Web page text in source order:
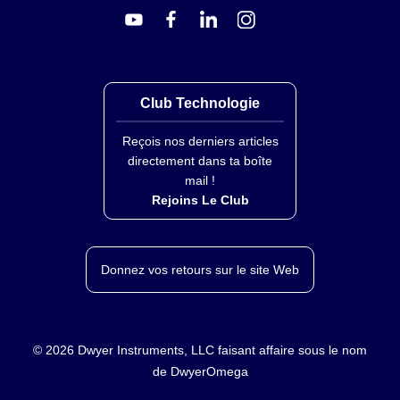
Club Technologie
Reçois nos derniers articles
directement dans ta boîte
mail !
Rejoins Le Club
Donnez vos retours sur le site Web
© 2026 Dwyer Instruments, LLC faisant affaire sous le nom
de DwyerOmega